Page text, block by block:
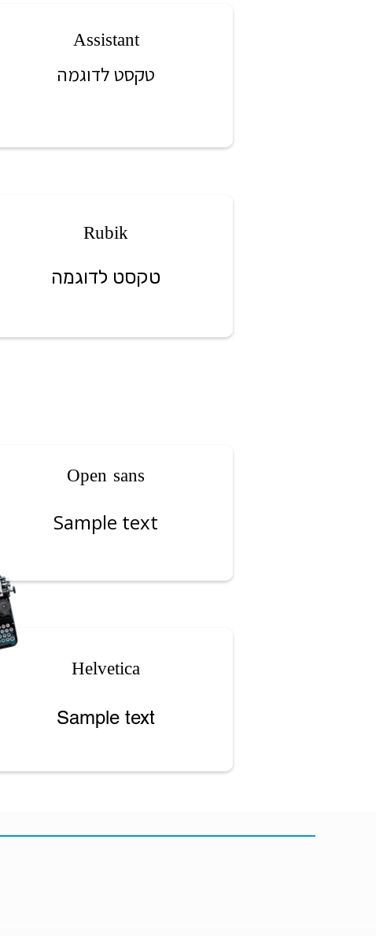
Assistant
טקסט לדוגמה
Rubik
טקסט לדוגמה
Open sans
Sample text
Helvetica
Sample text